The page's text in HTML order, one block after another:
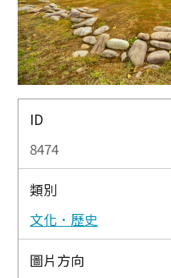
ID
8474
類別
文化．歷史
圖片方向